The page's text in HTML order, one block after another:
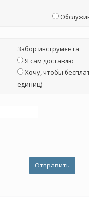
Забор инструмента
Я сам доставлю
Хочу, чтобы
единиц)